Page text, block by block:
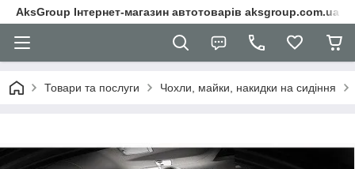
AksGroup Інтернет-магазин автотоварів aksgroup.com.ua
Товари та послуги Чохли, майки, накидки на сидіння